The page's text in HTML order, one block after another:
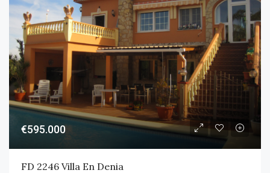
€595.000
FD 2246 Villa En Denia